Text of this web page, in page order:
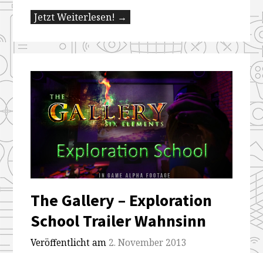
Jetzt Weiterlesen! →
The Gallery – Exploration
School Trailer Wahnsinn
Veröffentlicht am 2. November 2013